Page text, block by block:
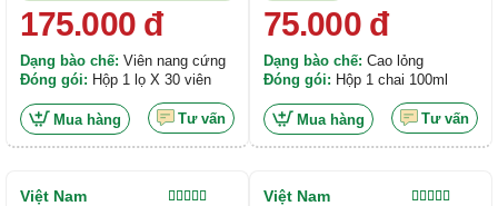
175.000đ
Dạng bào chế: Viên nang cứng
Đóng gói: Hộp 1 lọ X 30 viên
Mua hàng Tư vấn
Greenlung Haucovi
75.000đ
Dạng bào chế: Cao lỏng
Đóng gói: Hộp 1 chai 100ml
Mua hàng Tư vấn
Việt Nam Việt Nam